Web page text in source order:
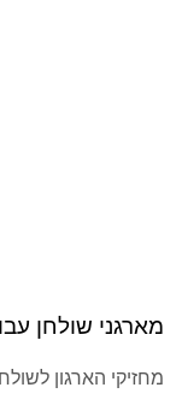
מארגני שולחן
מחזיקי הארגון